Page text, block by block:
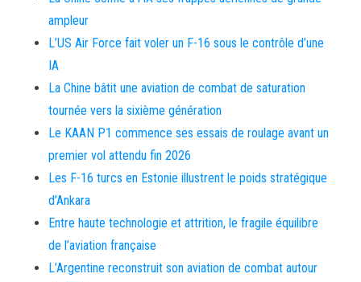
ampleur
L’US Air Force fait voler un F-16 sous le contrôle d’une
IA
La Chine bâtit une aviation de combat de saturation
tournée vers la sixième génération
Le KAAN P1 commence ses essais de roulage avant un
premier vol attendu fin 2026
Les F-16 turcs en Estonie illustrent le poids stratégique
d’Ankara
Entre haute technologie et attrition, le fragile équilibre
de l’aviation française
L’Argentine reconstruit son aviation de combat autour